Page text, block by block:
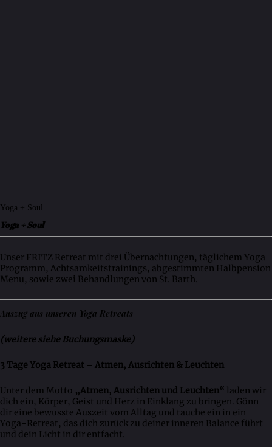
Yoga + Soul
Yoga + Soul
Unser FRITZ Retreat mit drei Übernachtungen, täglichem Yoga
Programm, Achtsamkeitstrainings, abgestimmten Halbpension
Menu, sowie zwei Behandlungen von St. Barth.
Auszug aus unseren Yoga Retreats
(weitere siehe Buchungsmaske)
3 Tage Yoga Retreat – Atmen, Ausrichten & Leuchten
Unter dem Motto „Atmen, Ausrichten und Leuchten“ laden wir
dich ein, Körper, Geist und Herz in Einklang zu bringen. Gönn
dir eine bewusste Auszeit vom Alltag und tauche ein in ein
Yoga-Retreat, das dich zurück zu deiner inneren Balance führt
und dein Licht in dir entfacht.